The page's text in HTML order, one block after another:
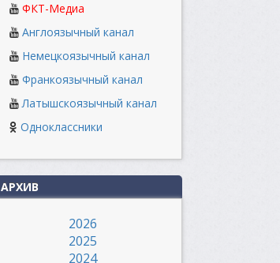
ФКТ-Медиа
Англоязычный канал
Немецкоязычный канал
Франкоязычный канал
Латышскоязычный канал
Одноклассники
АРХИВ
2026
2025
2024